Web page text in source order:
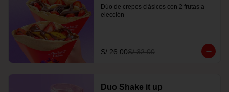
Dúo de crepes clásicos con 2 frutas a
elección
S/ 26.00S/ 32.00
Duo Shake it up